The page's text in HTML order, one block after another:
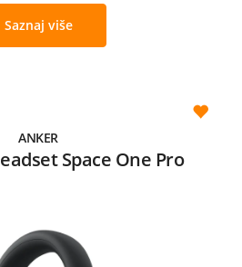
Saznaj više
ANKER
Space One Pro